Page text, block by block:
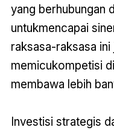
yang berhubungan
untukmencapai
raksasa-raksasa ini
memicukompetisi
membawa lebih
Investisi strategis